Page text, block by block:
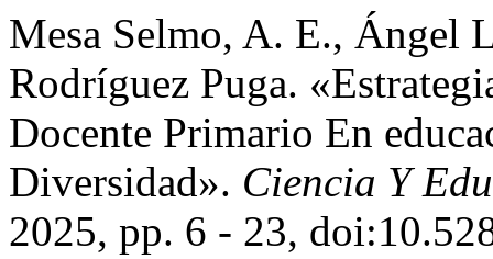
Mesa Selmo, A. E., Ángel
Rodríguez Puga.
Docente Primario En
Diversidad». Ciencia Y
2025, pp. 6 - 23,